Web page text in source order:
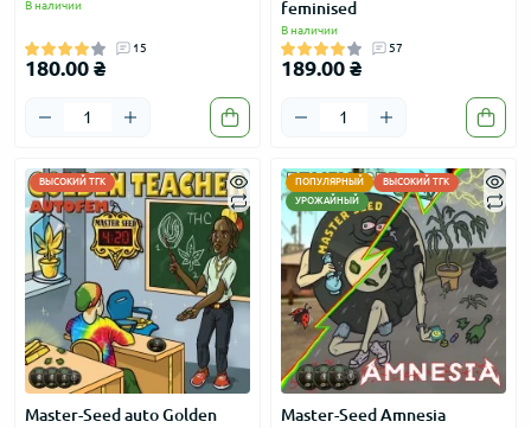
В наличии
15
180.00 ₴
feminised
В наличии
57
189.00 ₴
ВЫСОКИЙ ТГК
Master-Seed auto Golden
ПОПУЛЯРНЫЙ
ВЫСОКИЙ ТГК
УРОЖАЙНЫЙ
Master-Seed Amnesia